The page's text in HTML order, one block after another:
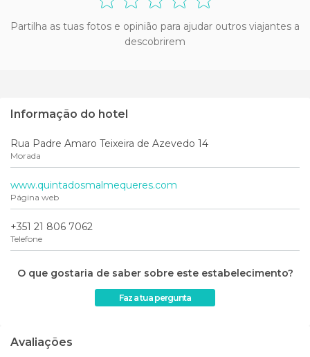
Partilha as tuas fotos e opinião para ajudar outros viajantes a
descobrirem
Informação do hotel
Rua Padre Amaro Teixeira de Azevedo 14
Morada
www.quintadosmalmequeres.com
Página web
+351 21 806 7062
Telefone
O que gostaria de saber sobre este estabelecimento?
Faz a tua pergunta
Avaliações